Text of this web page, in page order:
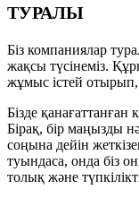
ТУРАЛЫ
Біз компаниялар
жақсы түсінеміз.
жұмыс істей отырып,
Бізде
Бірақ, бір маңызды
соңына дейін
туындаса, онда біз
толық және